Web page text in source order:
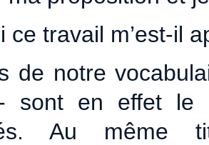
ce travail m’est-il
de notre
sont en effet le
Au même